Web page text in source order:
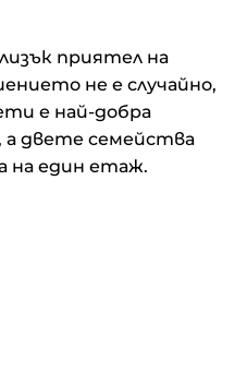
приятел на
не е случайно,
е най-добра
а двете семейства
на един етаж.